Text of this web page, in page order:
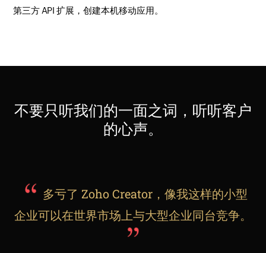
第三方 API 扩展，创建本机移动应用。
不要只听我们的一面之词，听听客户
的心声。
我们通过 Zoho Creator 快速开发了应
用。当出现需求时，我会毫不犹豫地寻求
Zoho Creator 的帮助，Zoho Creator 总是能
多亏了 Zoho Creator，像我这样的小型
企业可以在世界市场上与大型企业同台竞争。